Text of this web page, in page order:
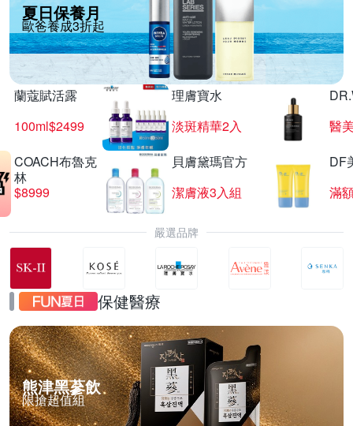
夏日保養月
歐爸養成3折起
蘭蔻賦活露
100ml$2499
理膚寶水
淡斑精華2入
醫
COACH布魯克
林
$8999
貝膚黛瑪官方
潔膚液3入組
DF
滿
嚴選品牌
保健醫療
熊津黑蔘飲
限搶超值組